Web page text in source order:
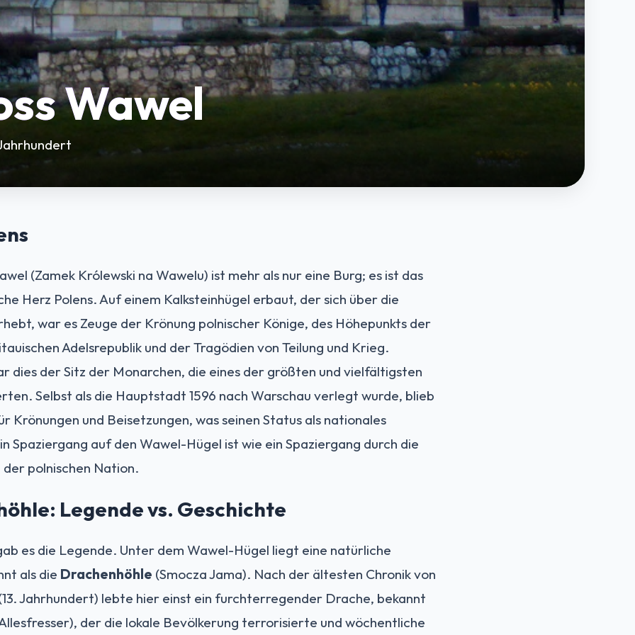
Wawel
(Zamek Królewski na Wawelu) ist mehr als nur eine Burg; es ist das
Herz Polens. Auf einem Kalksteinhügel erbaut, der sich über die
war es Zeuge der Krönung polnischer Könige, des Höhepunkts der
Adelsrepublik und der Tragödien von Teilung und Krieg.
dies der Sitz der Monarchen, die eines der größten und vielfältigsten
Selbst als die Hauptstadt 1596 nach Warschau verlegt wurde, blieb
Krönungen und Beisetzungen, was seinen Status als nationales
Spaziergang auf den Wawel-Hügel ist wie ein Spaziergang durch die
polnischen Nation.
Legende vs. Geschichte
es die Legende. Unter dem Wawel-Hügel liegt eine natürliche
als die Drachenhöhle (Smocza Jama). Nach der ältesten Chronik von
Jahrhundert) lebte hier einst ein furchterregender Drache, bekannt
der die lokale Bevölkerung terrorisierte und wöchentliche